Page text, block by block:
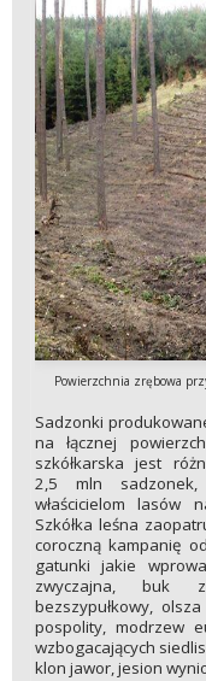
Powierzchnia zrębowa
Sadzonki
na łącznej
szkółkarska jest
2,5 mln
właścicielom lasów
Szkółka leśna
coroczną kampanię
gatunki jakie
zwyczajna, buk
bezszypułkowy,
pospolity, modrzew
wzbogacających
klon jawor, jesion